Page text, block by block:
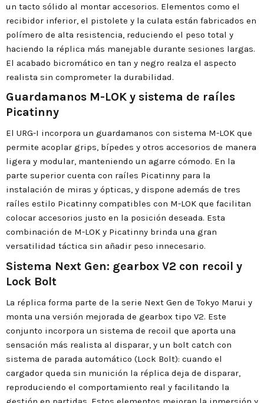
un tacto sólido al montar accesorios. Elementos como el
recibidor inferior, el pistolete y la culata están fabricados en
polímero de alta resistencia, reduciendo el peso total y
haciendo la réplica más manejable durante sesiones largas.
El acabado bicromático en tan y negro realza el aspecto
realista sin comprometer la durabilidad.
Guardamanos M-LOK y sistema de raíles
Picatinny
El URG-I incorpora un guardamanos con sistema M-LOK que
permite acoplar grips, bípedes y otros accesorios de manera
ligera y modular, manteniendo un agarre cómodo. En la
parte superior cuenta con raíles Picatinny para la
instalación de miras y ópticas, y dispone además de tres
raíles estilo Picatinny compatibles con M-LOK que facilitan
colocar accesorios justo en la posición deseada. Esta
combinación de M-LOK y Picatinny brinda una gran
versatilidad táctica sin añadir peso innecesario.
Sistema Next Gen: gearbox V2 con recoil y
Lock Bolt
La réplica forma parte de la serie Next Gen de Tokyo Marui y
monta una versión mejorada de gearbox tipo V2. Este
conjunto incorpora un sistema de recoil que aporta una
sensación más realista al disparar, y un bolt catch con
sistema de parada automático (Lock Bolt): cuando el
cargador queda sin munición la réplica deja de disparar,
reproduciendo el comportamiento real y facilitando la